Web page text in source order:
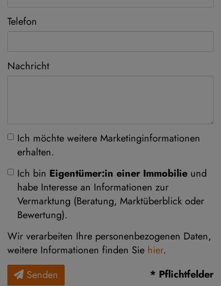
Telefon
Nachricht
Ich möchte weitere Marketinginformationen
erhalten.
Ich bin Eigentümer:in einer Immobilie und
habe Interesse an Informationen zur
Vermarktung (Beratung, Marktüberblick oder
Bewertung).
Wir verarbeiten Ihre personenbezogenen Daten,
weitere Informationen finden Sie hier.
Senden
* Pflichtfelder